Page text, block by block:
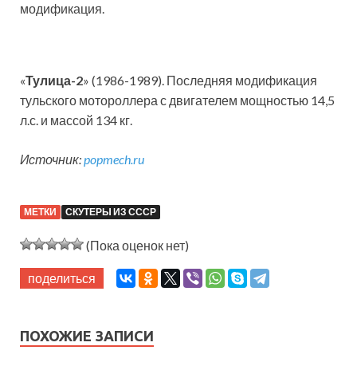
модификация.
«Тулица-2» (1986-1989). Последняя модификация
тульского мотороллера с двигателем мощностью 14,5
л.с. и массой 134 кг.
Источник:popmech.ru
МЕТКИ СКУТЕРЫ ИЗ СССР
(Пока оценок нет)
поделиться
ПОХОЖИЕ ЗАПИСИ